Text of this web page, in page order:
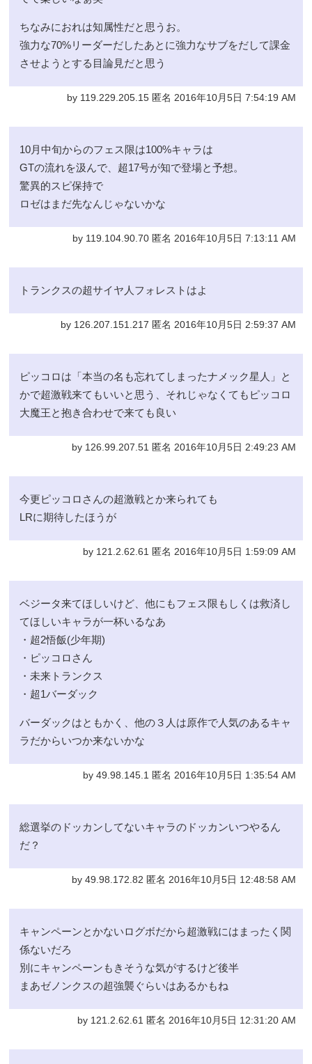
ちなみにおれは知属性だと思うお。
強力な70%リーダーだしたあとに強力なサブをだして課金
させようとする目論見だと思う
by 119.229.205.15 匿名 2016年10月5日 7:54:19 AM
10月中旬からのフェス限は100%キャラは
GTの流れを汲んで、超17号が知で登場と予想。
驚異的スピ保持で
ロゼはまだ先なんじゃないかな
by 119.104.90.70 匿名 2016年10月5日 7:13:11 AM
トランクスの超サイヤ人フォレストはよ
by 126.207.151.217 匿名 2016年10月5日 2:59:37 AM
ピッコロは「本当の名も忘れてしまったナメック星人」と
かで超激戦来てもいいと思う、それじゃなくてもピッコロ
大魔王と抱き合わせで来ても良い
by 126.99.207.51 匿名 2016年10月5日 2:49:23 AM
今更ピッコロさんの超激戦とか来られても
LRに期待したほうが
by 121.2.62.61 匿名 2016年10月5日 1:59:09 AM
ベジータ来てほしいけど、他にもフェス限もしくは救済し
てほしいキャラが一杯いるなあ
・超2悟飯(少年期)
・ピッコロさん
・未来トランクス
・超1バーダック
バーダックはともかく、他の３人は原作で人気のあるキャ
ラだからいつか来ないかな
by 49.98.145.1 匿名 2016年10月5日 1:35:54 AM
総選挙のドッカンしてないキャラのドッカンいつやるん
だ？
by 49.98.172.82 匿名 2016年10月5日 12:48:58 AM
キャンペーンとかないログボだから超激戦にはまったく関
係ないだろ
別にキャンペーンもきそうな気がするけど後半
まあゼノンクスの超強襲ぐらいはあるかもね
by 121.2.62.61 匿名 2016年10月5日 12:31:20 AM